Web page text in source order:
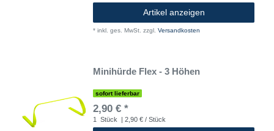
Artikel anzeigen
* inkl. ges. MwSt. zzgl. Versandkosten
Minihürde Flex - 3 Höhen
sofort lieferbar
2,90 € *
1 Stück | 2,90 € / Stück